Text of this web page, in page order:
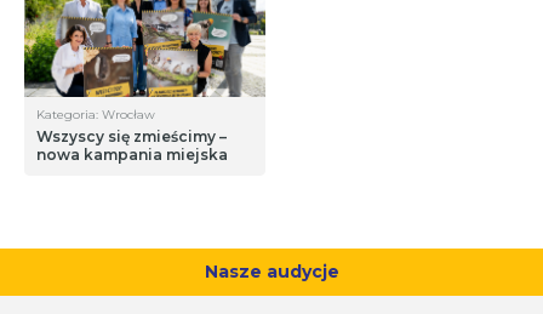
Kategoria: Wrocław
Wszyscy się zmieścimy –
nowa kampania miejska
Nasze audycje